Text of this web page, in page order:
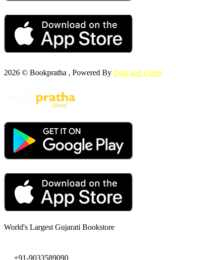
2026 © Bookpratha , Powered By Dots and Coms
World's Largest Gujarati Bookstore
+91-9033589090